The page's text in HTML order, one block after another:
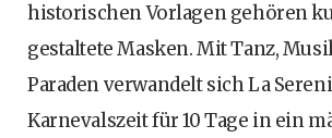
historischen Vorlagen gehören
gestaltete Masken. Mit Tanz,
Paraden verwandelt sich La
Karnevalszeit für 10 Tage in ein